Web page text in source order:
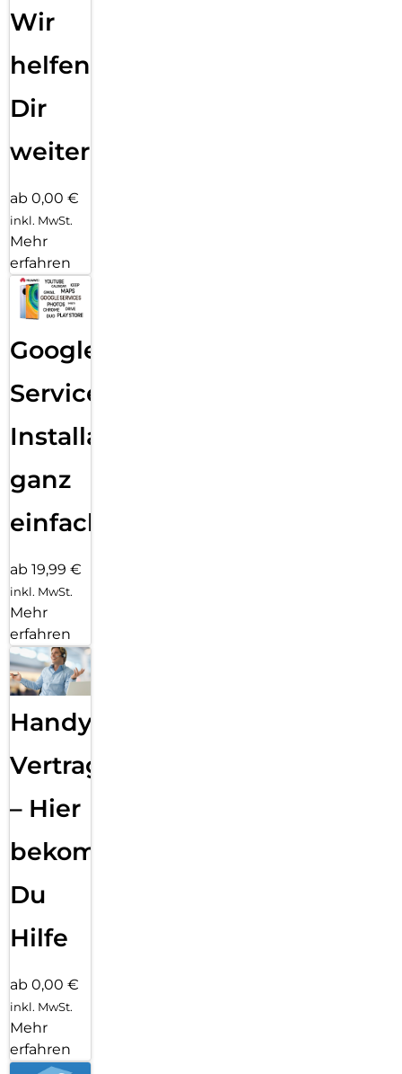
Wir
helfen
Dir
weiter
ab 0,00 €
inkl. MwSt.
Mehr
erfahren
Google
Services
Installation
ganz
einfach
ab 19,99 €
inkl. MwSt.
Mehr
erfahren
Handy
Vertragsabwicklung
– Hier
bekommst
Du
Hilfe
ab 0,00 €
inkl. MwSt.
Mehr
erfahren